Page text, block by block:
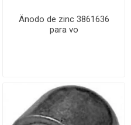
Änodo de zinc 3861636
para vo